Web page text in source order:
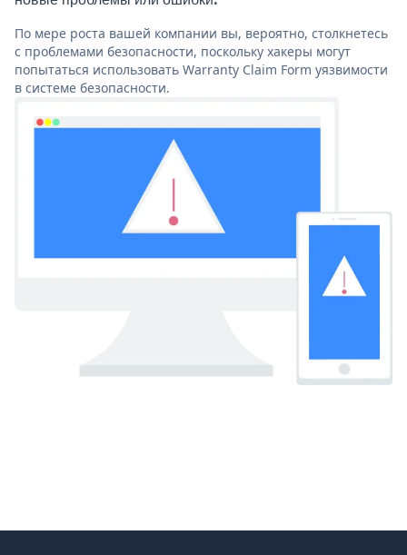
По мере роста вашей компании вы, вероятно, столкнетесь
с проблемами безопасности, поскольку хакеры могут
попытаться использовать Warranty Claim Form уязвимости
в системе безопасности.